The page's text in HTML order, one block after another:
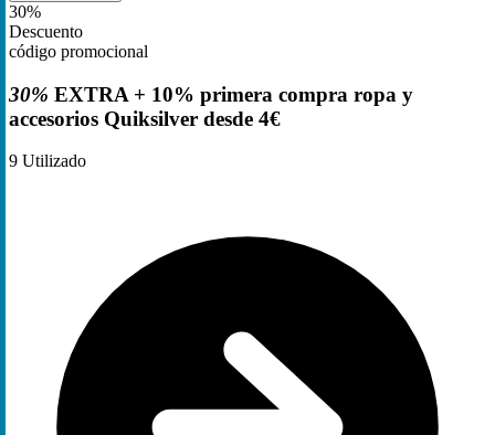
30%
Descuento
código promocional
30% EXTRA + 10% primera compra ropa y
accesorios Quiksilver desde 4€
9 Utilizado